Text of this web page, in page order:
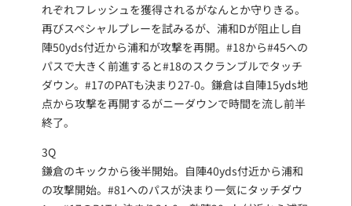
れぞれフレッシュを獲得されるがなんとか守りきる。
再びスペシャルプレーを試みるが、浦和Dが阻止し自
陣50yds付近から浦和が攻撃を再開。#18から#45への
パスで大きく前進すると#18のスクランブルでタッチ
ダウン。#17のPATも決まり27-0。鎌倉は自陣15yds地
点から攻撃を再開するがニーダウンで時間を流し前半
終了。
3Q
鎌倉のキックから後半開始。自陣40yds付近から浦和
の攻撃開始。#81へのパスが決まり一気にタッチダウ